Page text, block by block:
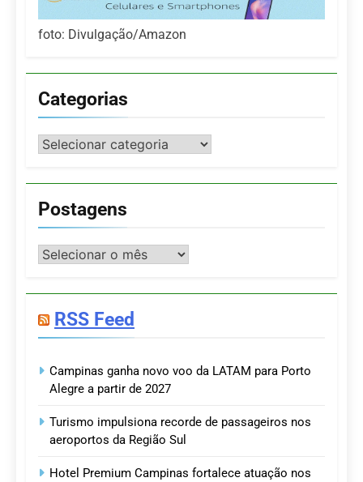
foto: Divulgação/Amazon
Categorias
Categorias
Postagens
Postagens
RSS Feed
Campinas ganha novo voo da LATAM para Porto
Alegre a partir de 2027
Turismo impulsiona recorde de passageiros nos
aeroportos da Região Sul
Hotel Premium Campinas fortalece atuação nos